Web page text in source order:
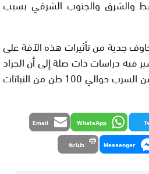
والشرق والجنوب الشرقي بسبب
جدية من تأثيرات هذه الآفة على
فيه دراسات ذات صلة إلى أن الجراد
يلتهم في الكيلومتر الواحد من السرب حوالي 100 طن من النباتات
WhatsApp
Email
Messenger طباعة